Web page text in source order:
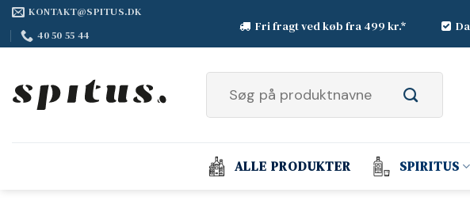
Fortsæt
indhold
KONTAKT@SPITUS.DK
40 50 55 44
Fri fragt ved køb fra 499 kr.*
efter:
ALLE PRODUKTER SPIRITUS